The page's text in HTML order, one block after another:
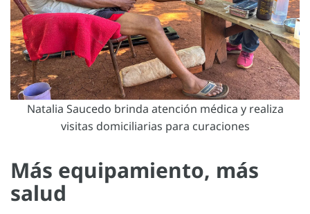
Natalia Saucedo brinda atención médica y realiza
visitas domiciliarias para curaciones
Más equipamiento, más
salud